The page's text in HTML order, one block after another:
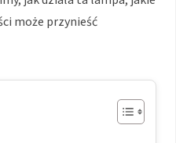
może przynieść